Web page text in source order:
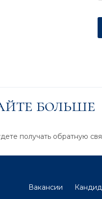
больше
получать обратную
Вакансии